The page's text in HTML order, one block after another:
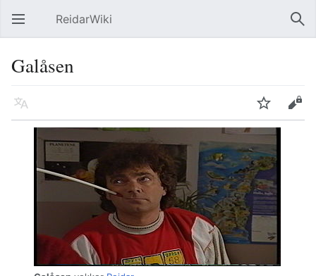
Åpne hovedmenyen ReidarWiki Søk
Galåsen
Språk Overvåk Rediger